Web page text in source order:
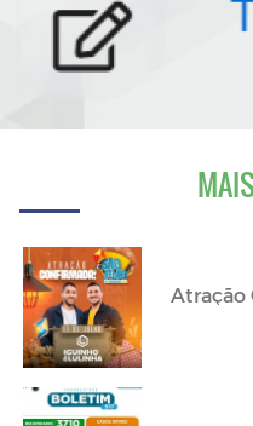
Atração